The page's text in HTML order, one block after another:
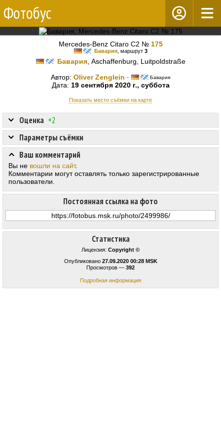
Фотобус
Mercedes-Benz Citaro C2 № 175
Бавария, маршрут 3
Бавария, Aschaffenburg, Luitpoldstraße
Автор: Oliver Zenglein · Бавария
Дата: 19 сентября 2020 г., суббота
Показать место съёмки на карте
Статистика
Лицензия: Copyright ©
Опубликовано 27.09.2020 00:28 MSK
Просмотров — 392
Подробная информация
Оценка +2
Постоянная ссылка на фото
Параметры съёмки
Ваш комментарий
Вы не вошли на сайт.
Комментарии могут оставлять только зарегистрированные
пользователи.